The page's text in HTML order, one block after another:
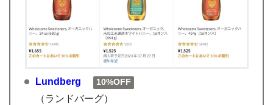
Lundberg 10%OFF
（ランドバーグ）